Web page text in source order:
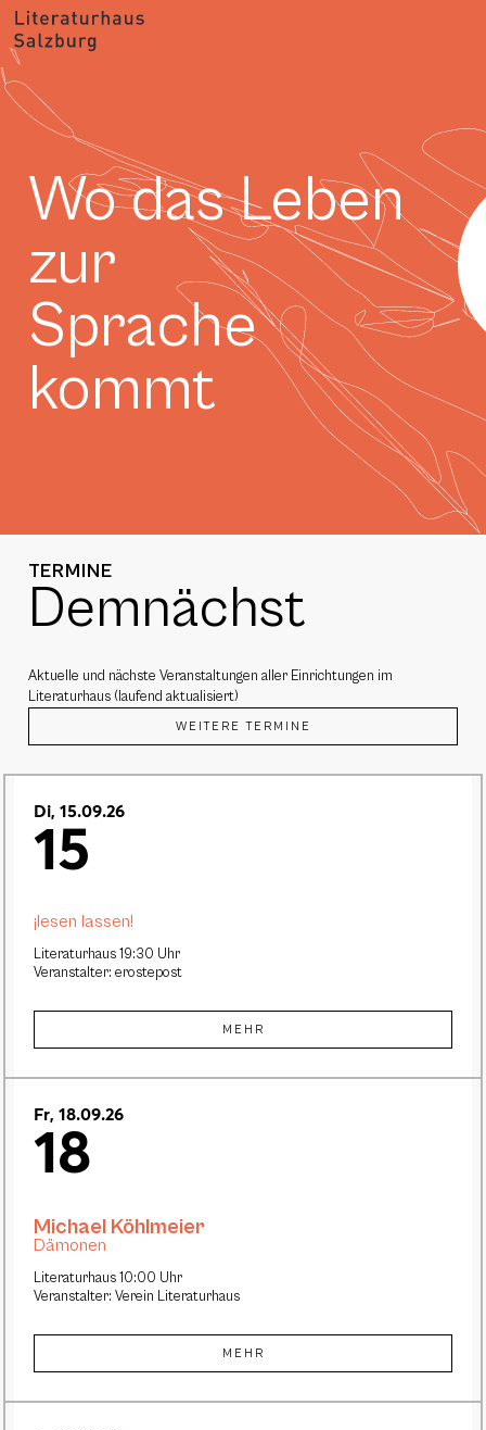
Wo das Leben
zur
Sprache
kommt
TERMINE
Demnächst
Aktuelle und nächste Veranstaltungen aller Einrichtungen im
Literaturhaus (laufend aktualisiert)
WEITERE TERMINE
Di, 15.09.26
15
Literaturhaus 19:30 Uhr
Veranstalter: erostepost
¡lesen lassen!
MEHR
Fr, 18.09.26
18
Literaturhaus 10:00 Uhr
Veranstalter: Verein Literaturhaus
Michael Köhlmeier
Dämonen
MEHR